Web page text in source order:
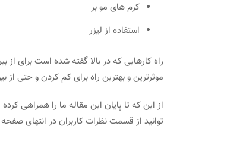
کرم های مو بر
استفاده از لیزر
راه کارهایی که در بالا گفته شده است برای از
موثرترین و بهترین راه برای کم کردن و حتی از
از این که تا پایان این مقاله ما را همراهی
توانید از قسمت نظرات کاربران در انتهای صفحه